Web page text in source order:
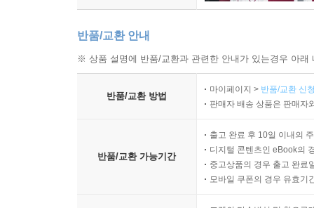
반품/교환 안내
※ 상품 설명에 반품/교환과 관련한 안내가 있는경우 아
반품/교환 방법
마이페이지 > 반품/교환 신
판매자 배송 상품은 판매자
반품/교환 가능기간
출고 완료 후 10일 이내의
디지털 콘텐츠인 eBook의
중고상품의 경우 출고 완료
모바일 쿠폰의 경우 유효기